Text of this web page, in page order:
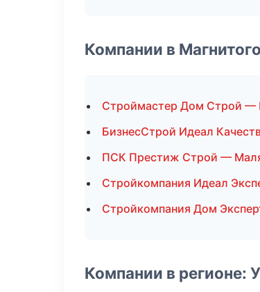
Компании в
Строймастер Дом Строй —
БизнесСтрой Идеал
ПСК Престиж Строй —
Стройкомпания Идеал
Стройкомпания Дом
Компании в регионе: